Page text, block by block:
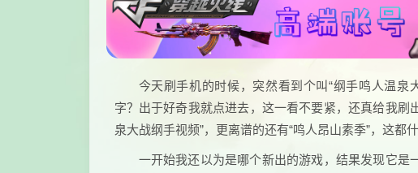
今天刷手机的时候，突然看到个叫“纲手鸣人温
字？出于好奇我就点进去，这一看不要紧，还真给我刷
泉大战纲手视频”，更离谱的还有“鸣人昂山素季”，这都什
一开始我还以为是哪个新出的游戏，结果发现它